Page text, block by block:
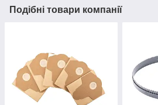
Подібні товари компанії